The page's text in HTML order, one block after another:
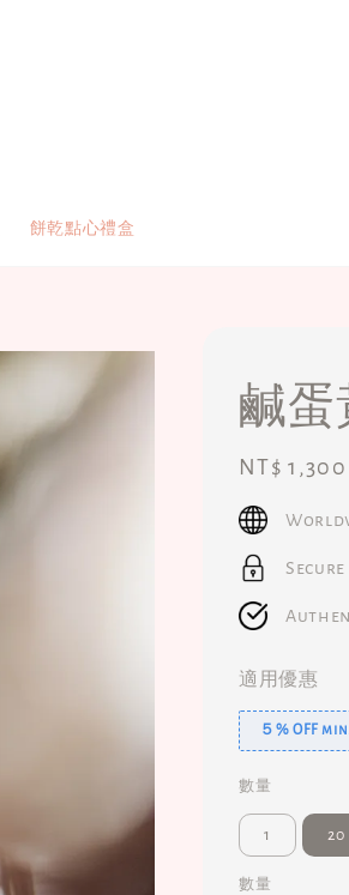
餅乾點心禮盒
鹹
Regular
price
NT$ 1,300
Secure
適用優惠
５% OFF
數量
1 20
數量